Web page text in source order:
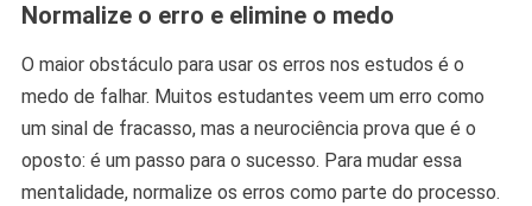
Normalize o erro e elimine o medo
O maior obstáculo para usar os erros nos estudos é o
medo de falhar. Muitos estudantes veem um erro como
um sinal de fracasso, mas a neurociência prova que é o
oposto: é um passo para o sucesso. Para mudar essa
mentalidade, normalize os erros como parte do processo.